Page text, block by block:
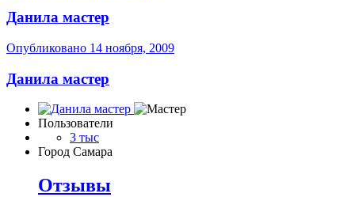
Данила мастер
Опубликовано 14 ноября, 2009
Данила мастер
Пользователи
3 тыс
Город Самара
Отзывы